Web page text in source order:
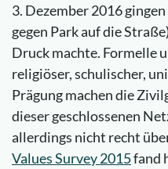
3. Dezember 2016
gegen Park auf die
Druck machte. Formelle
religiöser, schulischer,
Prägung machen die
dieser geschlossenen
allerdings nicht recht
Values Survey 2015fand